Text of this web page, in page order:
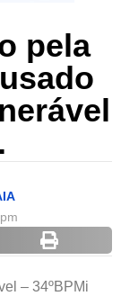
pela
– 34ºBPMi